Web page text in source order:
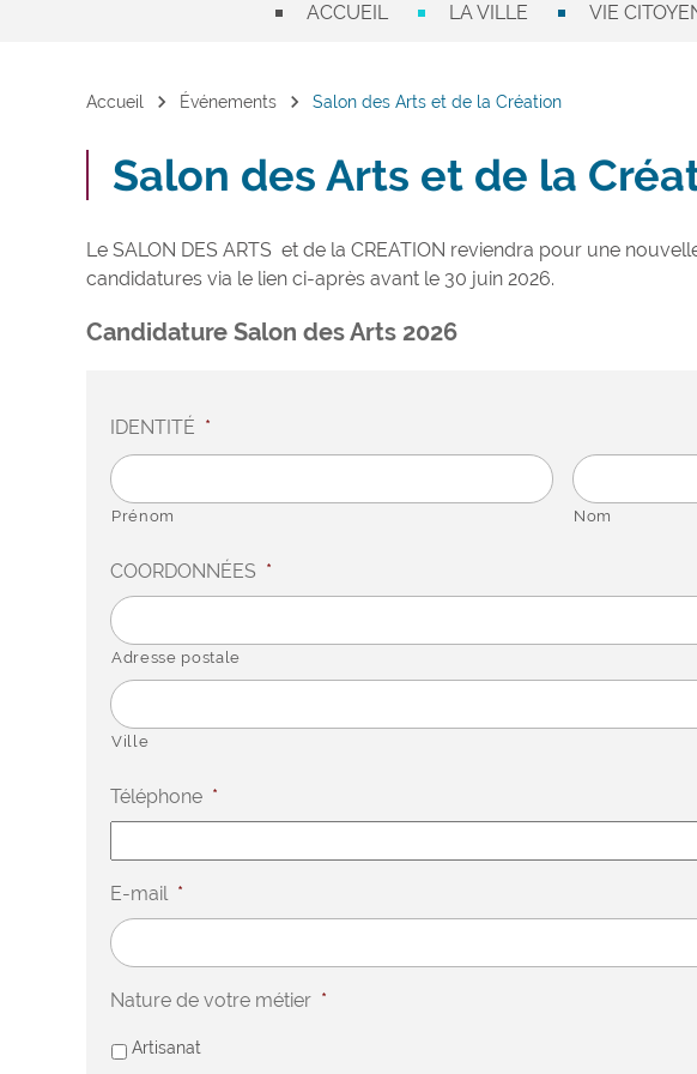
ACCUEIL LA VILLE VIE
Accueil chevron_right Événements chevron_right Salon des Arts et de la Création
Salon des Arts et de la
Le SALON DES ARTS et de la CREATION reviendra pour une
candidatures via le lien ci-après avant le 30 juin 2026.
Candidature Salon des Arts 2026
IDENTITÉ *
Prénom Nom
COORDONNÉES *
Adresse postale
Ville
Téléphone *
E-mail *
Nature de votre métier *
Artisanat